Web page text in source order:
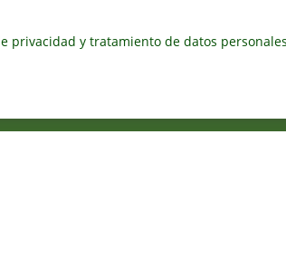
privacidad y tratamiento de datos personales